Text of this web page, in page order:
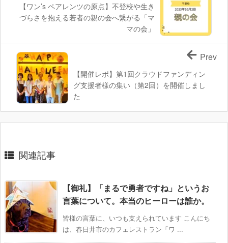
【ワン’s ペアレンツの原点】不登校や生き
づらさを抱える若者の親の会へ繋がる「マ
マの会」
【開催レポ】第1回クラウドファンディン
グ支援者様の集い（第2回）を開催しまし
た
Prev
関連記事
【御礼】「まるで勇者ですね」というお
言葉について。本当のヒーローは誰か。
皆様の言葉に、いつも支えられています こんにち
は、春日井市のカフェレストラン「ワ ...